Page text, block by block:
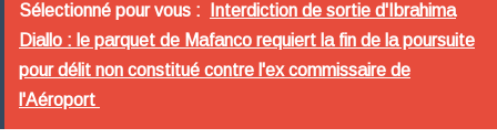
Sélectionné pour vous :
Interdiction de sortie d'Ibrahima
Diallo : le parquet de Mafanco requiert la fin de la poursuite
pour délit non constitué contre l'ex commissaire de
l'Aéroport